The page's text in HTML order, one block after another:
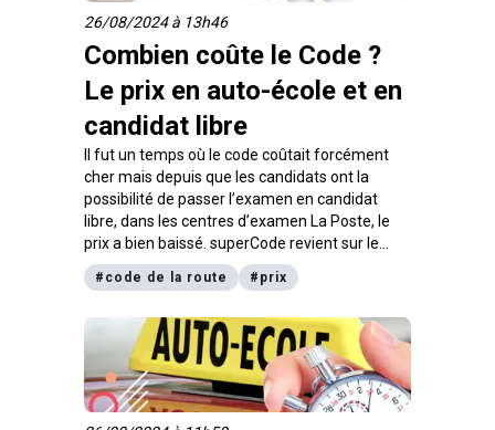
26/08/2024 à 13h46
Combien coûte le Code ?
Le prix en auto-école et en
candidat libre
Il fut un temps où le code coûtait forcément
cher mais depuis que les candidats ont la
possibilité de passer l’examen en candidat
libre, dans les centres d’examen La Poste, le
prix a bien baissé. superCode revient sur le
tarif de chacune des méthodes : le prix du code
en passant par une auto-école et le prix du
# code de la route # prix